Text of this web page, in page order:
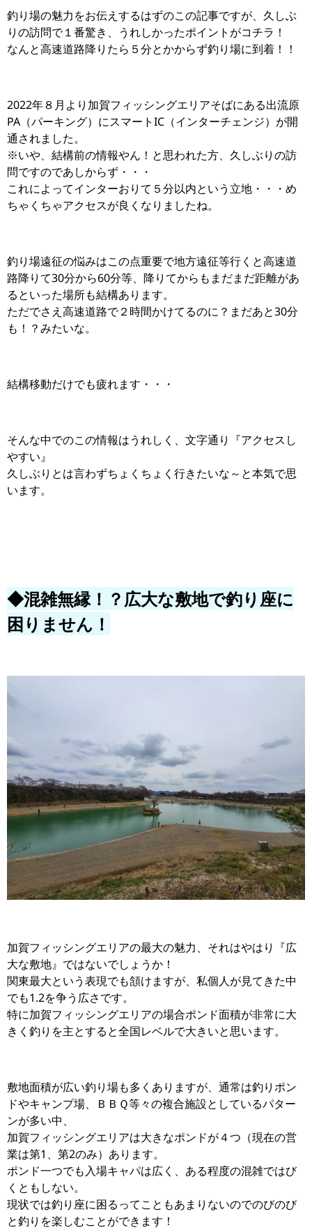
釣り場の魅力をお伝えするはずのこの記事ですが、久しぶ
りの訪問で１番驚き、うれしかったポイントがコチラ！
なんと高速道路降りたら５分とかからず釣り場に到着！！
2022年８月より加賀フィッシングエリアそばにある出流原
PA（パーキング）にスマートIC（インターチェンジ）が開
通されました。
※いや、結構前の情報やん！と思われた方、久しぶりの訪
問ですのであしからず・・・
これによってインターおりて５分以内という立地・・・め
ちゃくちゃアクセスが良くなりましたね。
釣り場遠征の悩みはこの点重要で地方遠征等行くと高速道
路降りて30分から60分等、降りてからもまだまだ距離があ
るといった場所も結構あります。
ただでさえ高速道路で２時間かけてるのに？まだあと30分
も！？みたいな。
結構移動だけでも疲れます・・・
そんな中でのこの情報はうれしく、文字通り『アクセスし
やすい』
久しぶりとは言わずちょくちょく行きたいな～と本気で思
います。
◆混雑無縁！？広大な敷地で釣り座に
困りません！
加賀フィッシングエリアの最大の魅力、それはやはり『広
大な敷地』ではないでしょうか！
関東最大という表現でも頷けますが、私個人が見てきた中
でも1.2を争う広さです。
特に加賀フィッシングエリアの場合ポンド面積が非常に大
きく釣りを主とすると全国レベルで大きいと思います。
敷地面積が広い釣り場も多くありますが、通常は釣りポン
ドやキャンプ場、ＢＢＱ等々の複合施設としているパター
ンが多い中、
加賀フィッシングエリアは大きなポンドが４つ（現在の営
業は第1、第2のみ）あります。
ポンド一つでも入場キャパは広く、ある程度の混雑ではび
くともしない。
現状では釣り座に困るってこともあまりないのでのびのび
と釣りを楽しむことができます！